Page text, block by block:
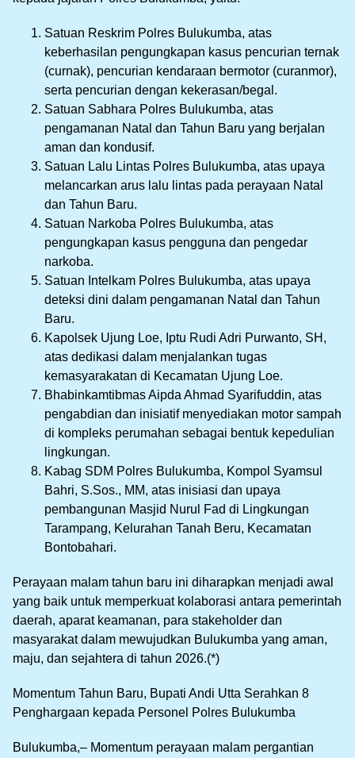
Satuan Reskrim Polres Bulukumba, atas
keberhasilan pengungkapan kasus pencurian ternak
(curnak), pencurian kendaraan bermotor (curanmor),
serta pencurian dengan kekerasan/begal.
Satuan Sabhara Polres Bulukumba, atas
pengamanan Natal dan Tahun Baru yang berjalan
aman dan kondusif.
Satuan Lalu Lintas Polres Bulukumba, atas upaya
melancarkan arus lalu lintas pada perayaan Natal
dan Tahun Baru.
Satuan Narkoba Polres Bulukumba, atas
pengungkapan kasus pengguna dan pengedar
narkoba.
Satuan Intelkam Polres Bulukumba, atas upaya
deteksi dini dalam pengamanan Natal dan Tahun
Baru.
Kapolsek Ujung Loe, Iptu Rudi Adri Purwanto, SH,
atas dedikasi dalam menjalankan tugas
kemasyarakatan di Kecamatan Ujung Loe.
Bhabinkamtibmas Aipda Ahmad Syarifuddin, atas
pengabdian dan inisiatif menyediakan motor sampah
di kompleks perumahan sebagai bentuk kepedulian
lingkungan.
Kabag SDM Polres Bulukumba, Kompol Syamsul
Bahri, S.Sos., MM, atas inisiasi dan upaya
pembangunan Masjid Nurul Fad di Lingkungan
Tarampang, Kelurahan Tanah Beru, Kecamatan
Bontobahari.
Perayaan malam tahun baru ini diharapkan menjadi awal
yang baik untuk memperkuat kolaborasi antara pemerintah
daerah, aparat keamanan, para stakeholder dan
masyarakat dalam mewujudkan Bulukumba yang aman,
maju, dan sejahtera di tahun 2026.(*)
Momentum Tahun Baru, Bupati Andi Utta Serahkan 8
Penghargaan kepada Personel Polres Bulukumba
Bulukumba,– Momentum perayaan malam pergantian